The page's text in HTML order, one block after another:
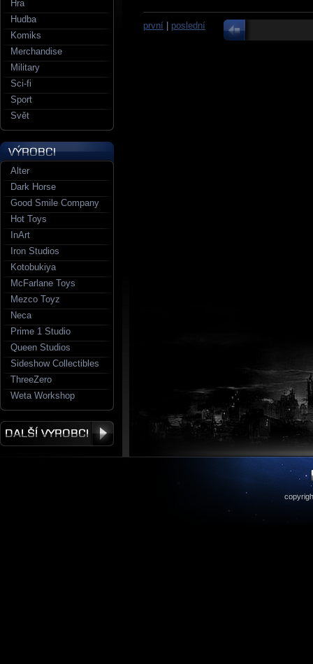
první poslední
Hra
Hudba
Komiks
Merchandise
Military
Sci-fi
Sport
Svět
Alter
Dark Horse
Good Smile Company
Hot Toys
InArt
Iron Studios
Kotobukiya
McFarlane Toys
Mezco Toyz
Neca
Prime 1 Studio
Queen Studios
Sideshow Collectibles
ThreeZero
Weta Workshop